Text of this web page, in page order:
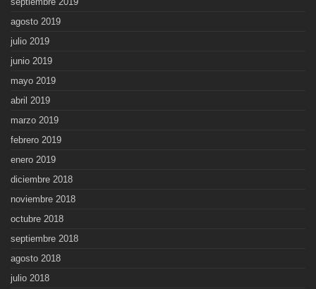
agosto 2019
julio 2019
junio 2019
mayo 2019
abril 2019
marzo 2019
febrero 2019
enero 2019
diciembre 2018
noviembre 2018
octubre 2018
septiembre 2018
agosto 2018
julio 2018